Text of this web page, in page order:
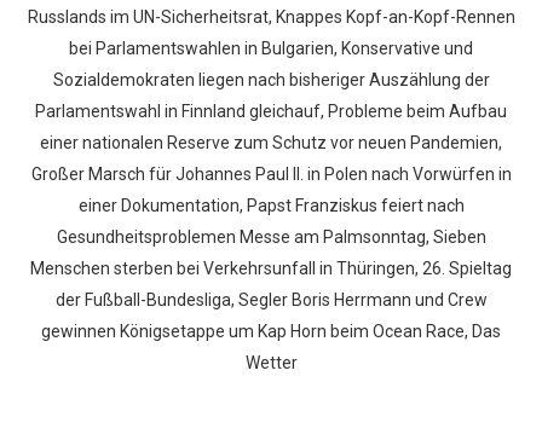
Russlands im UN-Sicherheitsrat, Knappes Kopf-an-Kopf-Rennen
bei Parlamentswahlen in Bulgarien, Konservative und
Sozialdemokraten liegen nach bisheriger Auszählung der
Parlamentswahl in Finnland gleichauf, Probleme beim Aufbau
einer nationalen Reserve zum Schutz vor neuen Pandemien,
Großer Marsch für Johannes Paul II. in Polen nach Vorwürfen in
einer Dokumentation, Papst Franziskus feiert nach
Gesundheitsproblemen Messe am Palmsonntag, Sieben
Menschen sterben bei Verkehrsunfall in Thüringen, 26. Spieltag
der Fußball-Bundesliga, Segler Boris Herrmann und Crew
gewinnen Königsetappe um Kap Horn beim Ocean Race, Das
Wetter